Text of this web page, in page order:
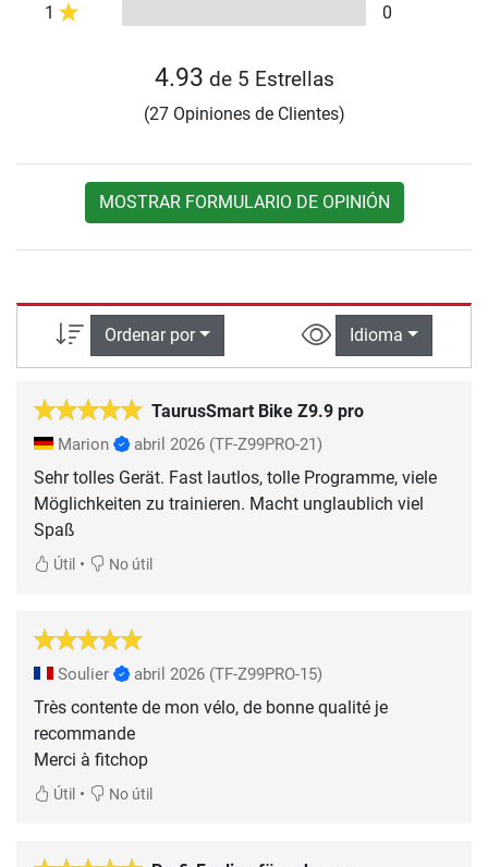
1
0
4.93 de 5 Estrellas
(27 Opiniones de Clientes)
MOSTRAR FORMULARIO DE OPINIÓN
Ordenar por Idioma
TaurusSmart Bike Z9.9 pro
Marion abril 2026 (TF-Z99PRO-21)
Sehr tolles Gerät. Fast lautlos, tolle Programme, viele
Möglichkeiten zu trainieren. Macht unglaublich viel
Spaß
Útil • No útil
Soulier abril 2026 (TF-Z99PRO-15)
Très contente de mon vélo, de bonne qualité je
recommande
Merci à fitchop
Útil • No útil